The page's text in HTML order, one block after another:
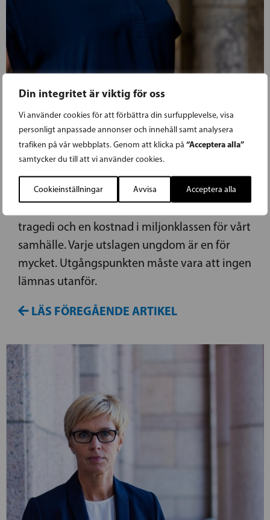
Din integritet är viktig för oss
Vi använder cookies för att förbättra din surfupplevelse, visa
personligt anpassade annonser och innehåll samt analysera
trafiken på vår webbplats. Genom att klicka på “Acceptera alla”
samtycker du till att vi använder cookies.
Cookieinställningar Avvisa Acceptera alla
21.03.2019
NYLANDER: GE RÄTT TILL
STUDIEHANDLEDNING I ETT ÅR EFTER
NIAN
tragedi och en kostnad i miljonklassen för vårt
samhälle. Varje utslagen ungdom är en för
mycket. Utgångspunkten måste vara att ingen
lämnas utanför.
LÄS FÖREGÅENDE ARTIKEL